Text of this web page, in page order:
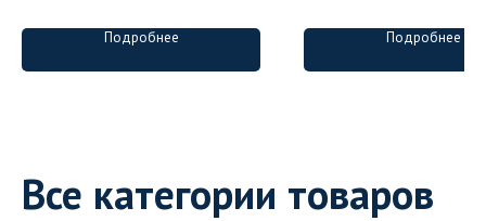
Подробнее Подробнее
Все категории товаров